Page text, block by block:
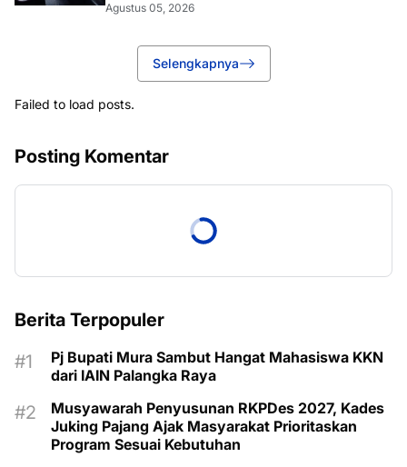
Agustus 05, 2026
Selengkapnya
Failed to load posts.
Posting Komentar
Berita Terpopuler
Pj Bupati Mura Sambut Hangat Mahasiswa KKN
dari IAIN Palangka Raya
Musyawarah Penyusunan RKPDes 2027, Kades
Juking Pajang Ajak Masyarakat Prioritaskan
Program Sesuai Kebutuhan